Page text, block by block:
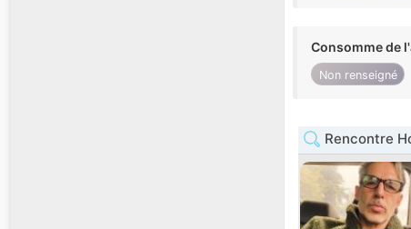
Consomme de
Non renseigné
Rencontre